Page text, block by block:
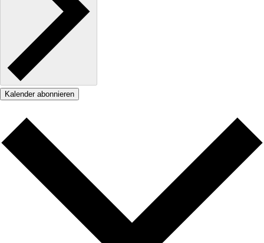
Kalender abonnieren